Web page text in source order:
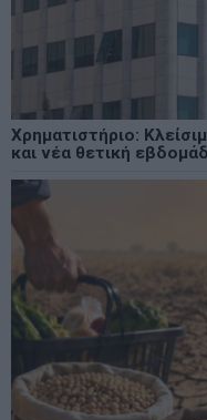
Χρηματιστήριο:
και νέα θετική